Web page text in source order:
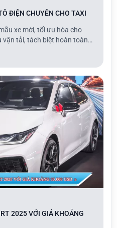
ĐIỆN CHUYÊN CHO TAXI
xe mới, tối ưu hóa cho
vận tải, tách biệt hoàn toàn
xe hoàn toàn mới gồm
minicar và Limo Green thuộc
2025 VỚI GIÁ KHOẢNG